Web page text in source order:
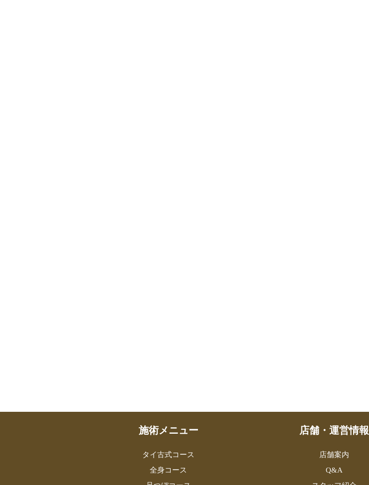
施術メニュー
タイ古式コース
全身コース
店舗・運営情報
店舗案内
Q&A